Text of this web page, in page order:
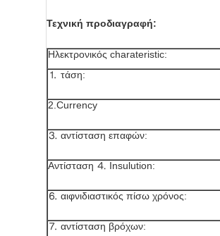
Τεχνική προδιαγραφή:
Ηλεκτρονικός charateristic:
⒈ τάση:
2.Currency
⒊ αντίσταση επαφών:
Αντίσταση ⒋ Insulution:
⒍ αιφνιδιαστικός πίσω χρόνος:
⒎ αντίσταση βρόχων: